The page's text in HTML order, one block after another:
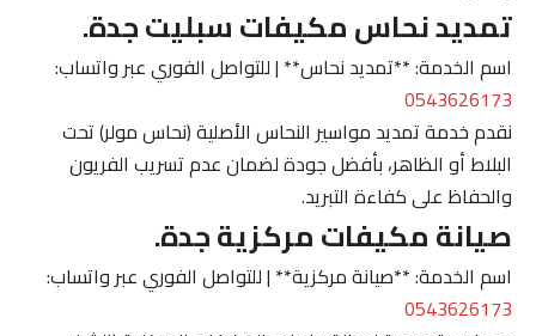
تمديد نحاس مكيفات سبليت جدة.
اسم الخدمة: **تمديد نحاس** | للتواصل الفوري عبر واتساب:
0543626173
نقدم خدمة تمديد مواسير النحاس الأصلية (نحاس مولر) تحت
البلاط أو الظاهر، بأفضل جودة لضمان عدم تسريب الفريون
والحفاظ على كفاءة التبريد.
صيانة مكيفات مركزية جدة.
اسم الخدمة: **صيانة مركزية** | للتواصل الفوري عبر واتساب:
0543626173